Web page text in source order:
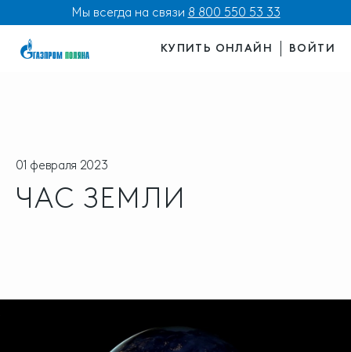
Мы всегда на связи 8 800 550 53 33
КУПИТЬ ОНЛАЙН ВОЙТИ
01 февраля 2023
ЧАС ЗЕМЛИ